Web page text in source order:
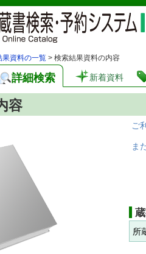
果資料の一覧 > 検索結果資料の内容
詳細検索 新着資料
容
ご
ま
所